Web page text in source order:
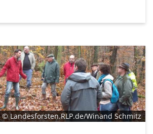
© Landesforsten.RLP.de/Winand Schmitz